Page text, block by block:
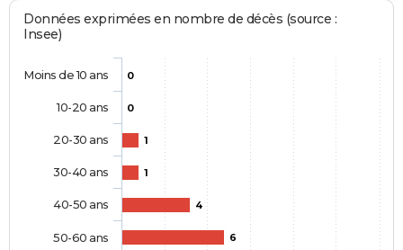
Données exprimées en nombre de décès (source :
Insee)
0
0
1
1
4
6
Moins de 10 ans
10-20 ans
20-30 ans
30-40 ans
40-50 ans
50-60 ans